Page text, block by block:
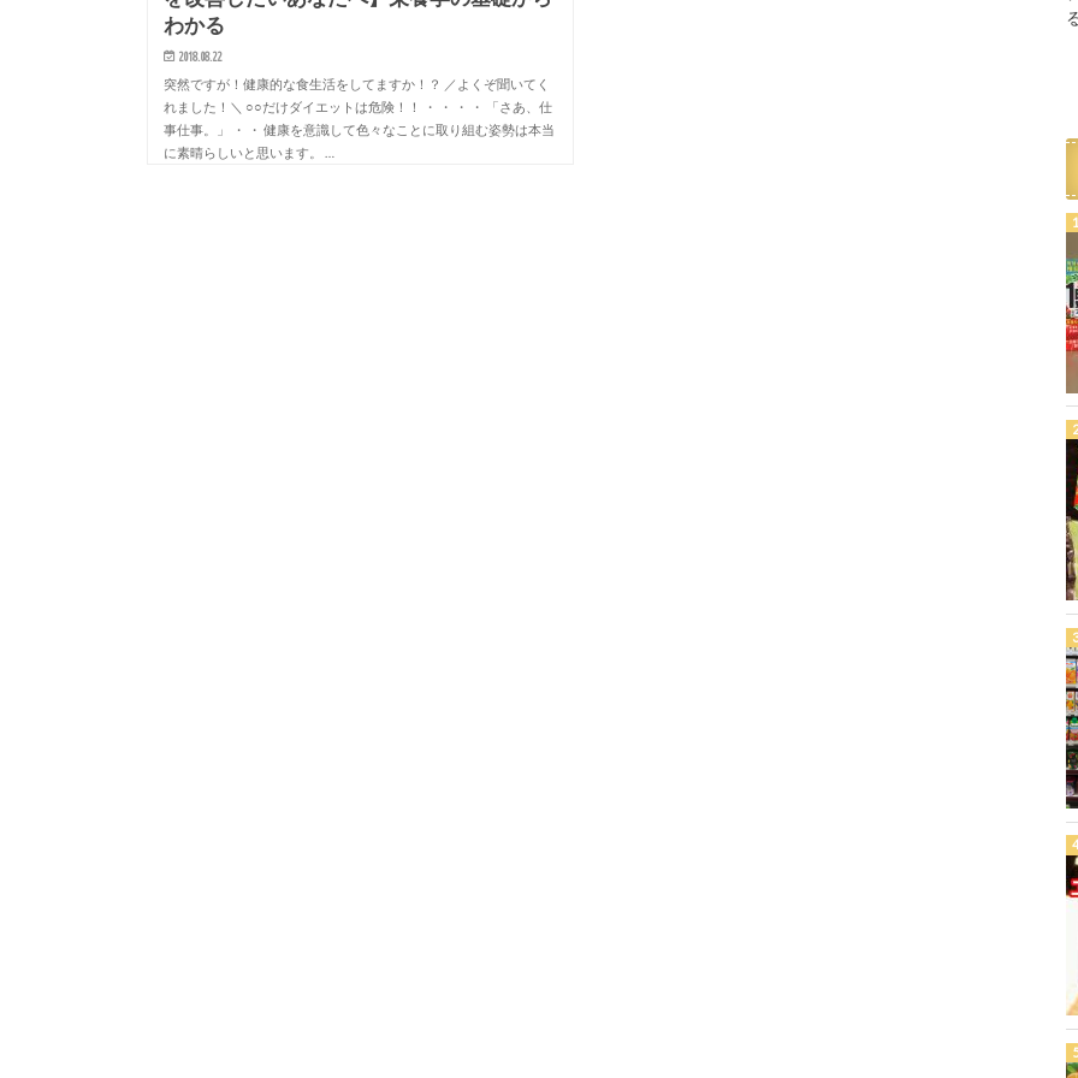
わかる
2018.08.22
突然ですが！健康的な食生活をしてますか！？ ／よくぞ聞いてく
れました！＼ ○○だけダイエットは危険！！ ・ ・ ・ ・ 「さあ、仕
事仕事。」 ・ ・ 健康を意識して色々なことに取り組む姿勢は本当
に素晴らしいと思います。 …